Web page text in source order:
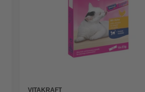
VITAKRAFT